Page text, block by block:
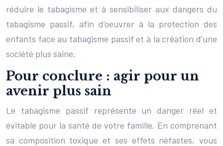
réduire le tabagisme et à sensibiliser aux dangers du
tabagisme passif, afin d’oeuvrer à la protection des
enfants face au tabagisme passif et à la création d’une
société plus saine.
Pour conclure : agir pour un
avenir plus sain
Le tabagisme passif représente un danger réel et
évitable pour la santé de votre famille. En comprenant
sa composition toxique et ses effets néfastes, vous